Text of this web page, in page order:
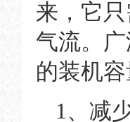
来，它
气流。
的装机
1、减